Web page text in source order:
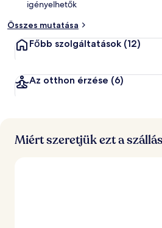
igényelhetők
Összes mutatása
Főbb szolgáltatások (12)
Az otthon érzése (6)
Miért szeretjük ezt a